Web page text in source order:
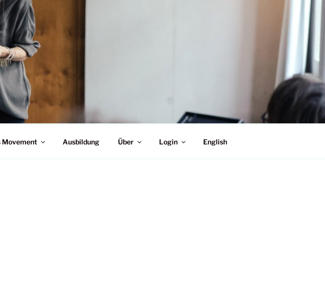
SELBST IN EINER WELT IM
Movement Ausbildung Über Login English